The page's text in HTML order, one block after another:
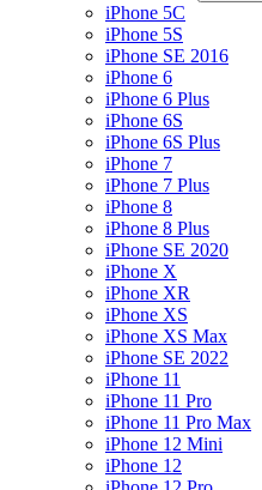
iPhone 5C
iPhone 5S
iPhone SE 2016
iPhone 6
iPhone 6 Plus
iPhone 6S
iPhone 6S Plus
iPhone 7
iPhone 7 Plus
iPhone 8
iPhone 8 Plus
iPhone SE 2020
iPhone X
iPhone XR
iPhone XS
iPhone XS Max
iPhone SE 2022
iPhone 11
iPhone 11 Pro
iPhone 11 Pro Max
iPhone 12 Mini
iPhone 12